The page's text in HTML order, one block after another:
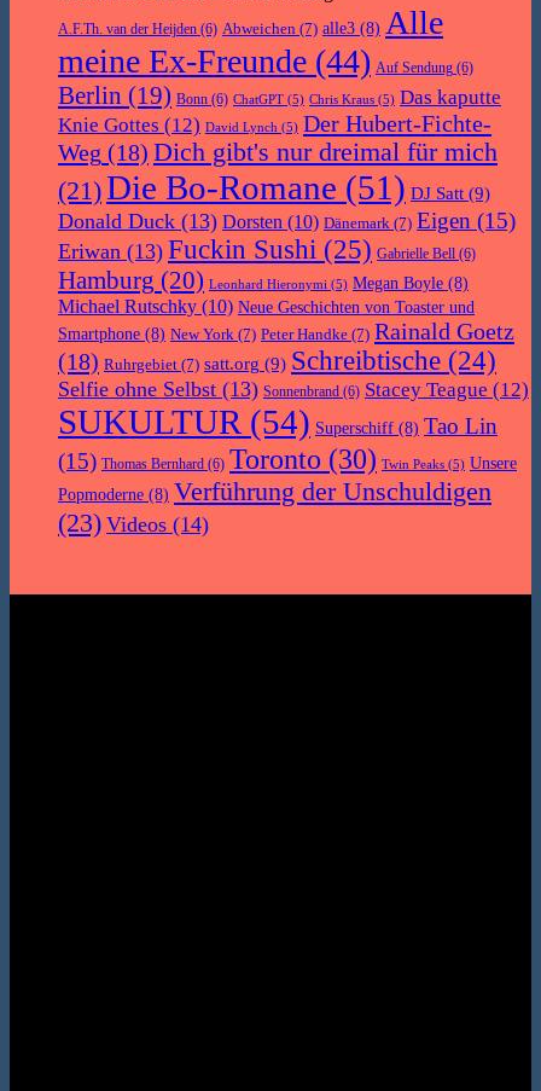
A.F.Th. van der Heijden (6) Abweichen (7) alle3 (8) Alle
meine Ex-Freunde (44) Auf Sendung (6)
Berlin (19) Bonn (6) ChatGPT (5) Chris Kraus (5) Das kaputte
Knie Gottes (12) David Lynch (5) Der Hubert-Fichte-
Weg (18) Dich gibt's nur dreimal für mich
(21)Die Bo-Romane (51) DJ Satt (9)
Donald Duck (13) Dorsten (10) Dänemark (7) Eigen (15)
Eriwan (13) Fuckin Sushi (25) Gabrielle Bell (6)
Hamburg (20) Leonhard Hieronymi (5) Megan Boyle (8)
Michael Rutschky (10) Neue Geschichten von Toaster und
Smartphone (8) New York (7) Peter Handke (7) Rainald Goetz
(18) Ruhrgebiet (7) satt.org (9) Schreibtische (24)
Selfie ohne Selbst (13) Sonnenbrand (6) Stacey Teague (12)
SUKULTUR (54) Superschiff (8) Tao Lin
(15) Thomas Bernhard (6) Toronto (30) Twin Peaks (5) Unsere
Popmoderne (8) Verführung der Unschuldigen
(23) Videos (14)